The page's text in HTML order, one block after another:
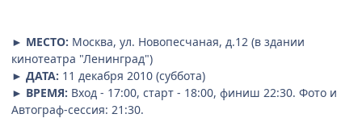
► МЕСТО: Москва, ул. Новопесчаная, д.12 (в здании
кинотеатра "Ленинград")
► ДАТА: 11 декабря 2010 (суббота)
► ВРЕМЯ: Вход - 17:00, старт - 18:00, финиш 22:30. Фото и
Автограф-сессия: 21:30.